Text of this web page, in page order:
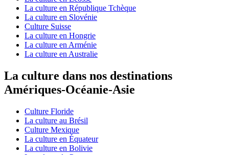
La culture en République Tchèque
La culture en Slovénie
Culture Suisse
La culture en Hongrie
La culture en Arménie
La culture en Australie
La culture dans nos destinations
Amériques-Océanie-Asie
Culture Floride
La culture au Brésil
Culture Mexique
La culture en Équateur
La culture en Bolivie